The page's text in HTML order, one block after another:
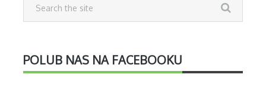
POLUB NAS NA FACEBOOKU